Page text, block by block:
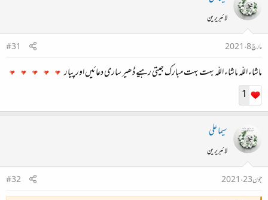
لائبریرین
مارچ 8، 2021
#31
ماشاء اللّہ ماشاء اللّہ بہت بہت مبارک جیتی رہیے ڈھیر ساری دعائیں اور پیار
1
سیما علی
لائبریرین
جون 23، 2021
#32